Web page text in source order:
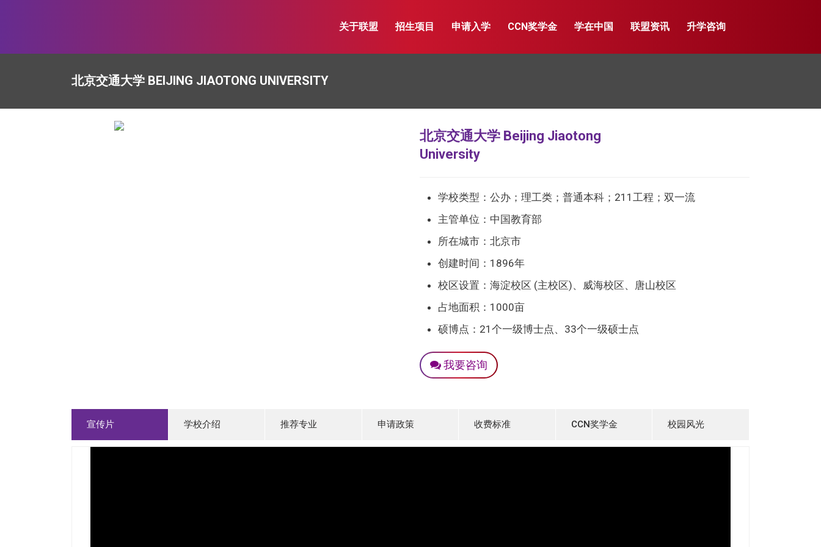
关于联盟 招生项目 申请入学 CCN奖学金 学在中国 联盟资讯 升学咨询
北京交通大学 BEIJING JIAOTONG UNIVERSITY
北京交通大学 Beijing Jiaotong
University
学校类型：公办；理工类；普通本科；211工程；双一流
主管单位：中国教育部
所在城市：北京市
创建时间：1896年
校区设置：海淀校区 (主校区)、威海校区、唐山校区
占地面积：1000亩
硕博点：21个一级博士点、33个一级硕士点
我要咨询
宣传片 学校介绍 推荐专业 申请政策 收费标准 CCN奖学金 校园风光